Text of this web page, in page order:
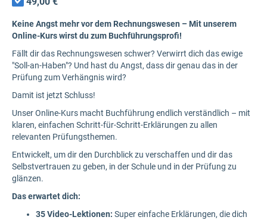
Keine Angst mehr vor dem Rechnungswesen – Mit unserem
Online-Kurs wirst du zum Buchführungsprofi!
Fällt dir das Rechnungswesen schwer? Verwirrt dich das ewige
"Soll-an-Haben"? Und hast du Angst, dass dir genau das in der
Prüfung zum Verhängnis wird?
Damit ist jetzt Schluss!
Unser Online-Kurs macht Buchführung endlich verständlich – mit
klaren, einfachen Schritt-für-Schritt-Erklärungen zu allen
relevanten Prüfungsthemen.
Entwickelt, um dir den Durchblick zu verschaffen und dir das
Selbstvertrauen zu geben, in der Schule und in der Prüfung zu
glänzen.
Das erwartet dich:
35 Video-Lektionen: Super einfache Erklärungen, die dich